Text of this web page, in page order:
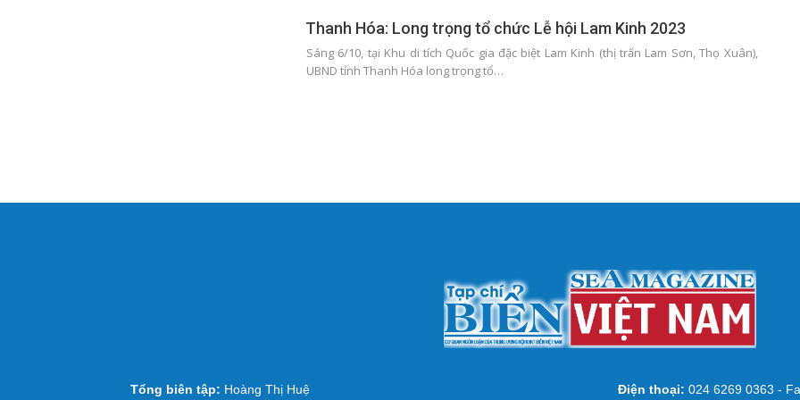
Thanh Hóa: Long trọng tổ chức Lễ hội Lam Kinh 2023
Sáng 6/10, tại Khu di tích Quốc gia đặc biệt Lam Kinh (thị trấn Lam Sơn, Thọ Xuân),
UBND tỉnh Thanh Hóa long trọng tổ…
Tổng biên tập: Hoàng Thị Huệ Điện thoại: 024 6269 0363 -